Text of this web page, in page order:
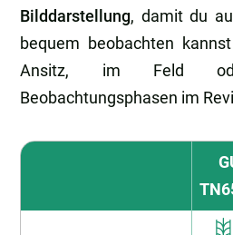
Bilddarstellung, damit du
bequem beobachten
Ansitz, im Feld
Beobachtungsphasen im